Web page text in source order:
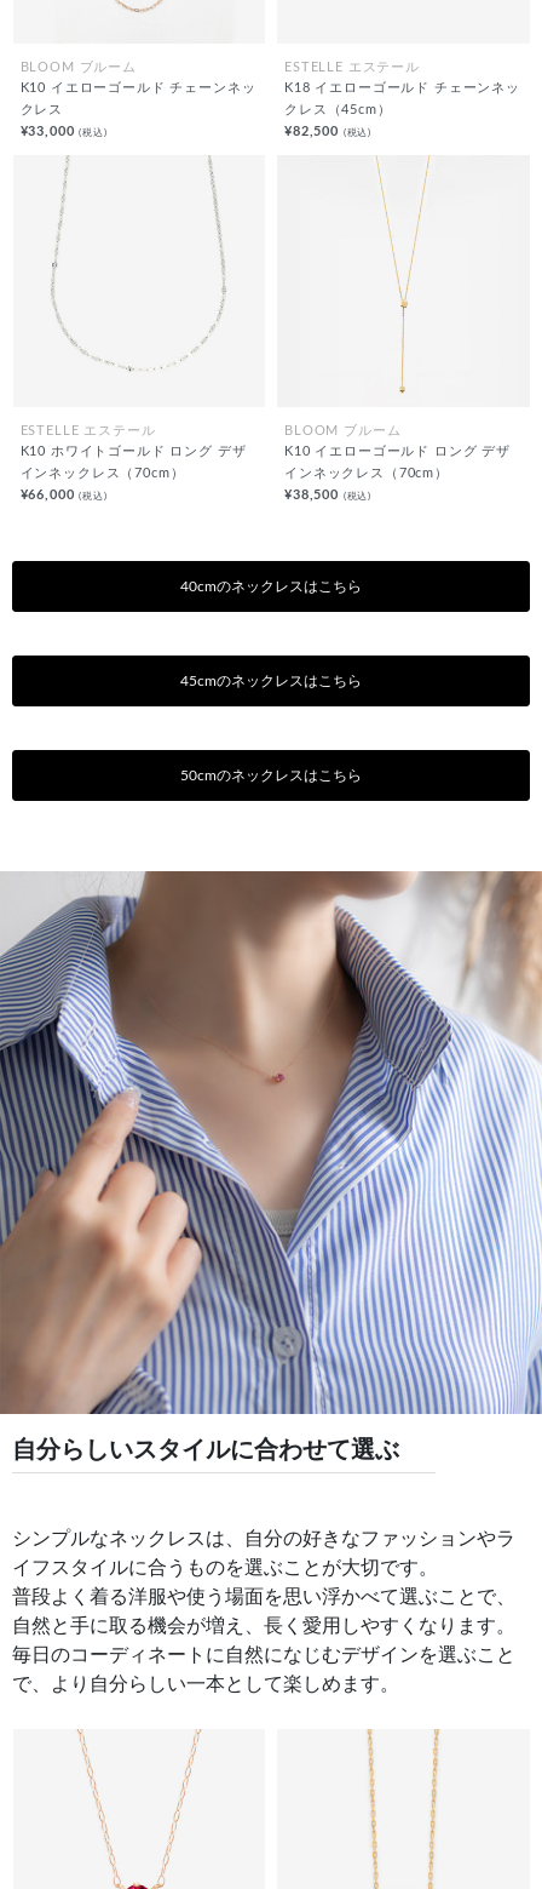
BLOOM ブルーム
K10 イエローゴールド チェーンネッ
クレス
¥33,000(税込)
ESTELLE エステール
K18 イエローゴールド チェーンネッ
クレス（45cm）
¥82,500 (税込)
ESTELLE エステール
K10 ホワイトゴールド ロング デザ
インネックレス（70cm）
¥66,000(税込)
BLOOM ブルーム
K10 イエローゴールド ロング デザ
インネックレス（70cm）
¥38,500 (税込)
40cmのネックレスはこちら
45cmのネックレスはこちら
50cmのネックレスはこちら
自分らしいスタイルに合わせて選ぶ
シンプルなネックレスは、自分の好きなファッションやラ
イフスタイルに合うものを選ぶことが大切です。
普段よく着る洋服や使う場面を思い浮かべて選ぶことで、
自然と手に取る機会が増え、長く愛用しやすくなります。
毎日のコーディネートに自然になじむデザインを選ぶこと
で、より自分らしい一本として楽しめます。